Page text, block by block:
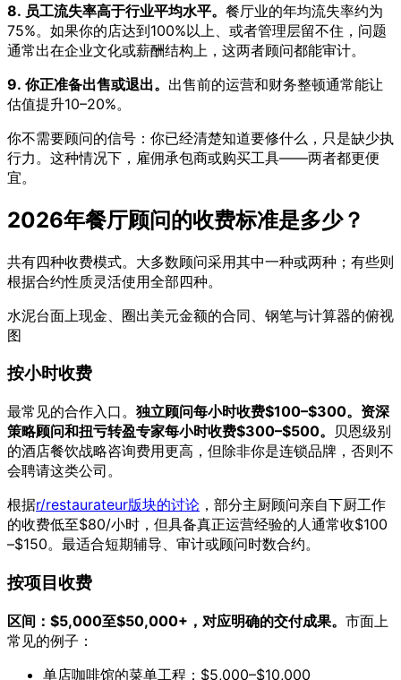
8. 员工流失率高于行业平均水平。 餐厅业的年均流失率约为
75%。如果你的店达到100%以上、或者管理层留不住，问题
通常出在企业文化或薪酬结构上，这两者顾问都能审计。
9. 你正准备出售或退出。 出售前的运营和财务整顿通常能让
估值提升10–20%。
你不需要顾问的信号：你已经清楚知道要修什么，只是缺少执
行力。这种情况下，雇佣承包商或购买工具——两者都更便
宜。
2026年餐厅顾问的收费标准是多少？
共有四种收费模式。大多数顾问采用其中一种或两种；有些则
根据合约性质灵活使用全部四种。
水泥台面上现金、圈出美元金额的合同、钢笔与计算器的俯视
图
按小时收费
最常见的合作入口。 独立顾问每小时收费$100–$300。资深
策略顾问和扭亏转盈专家每小时收费$300–$500。 贝恩级别
的酒店餐饮战略咨询费用更高，但除非你是连锁品牌，否则不
会聘请这类公司。
根据r/restaurateur版块的讨论 ，部分主厨顾问亲自下厨工作
的收费低至$80/小时，但具备真正运营经验的人通常收$100
–$150。最适合短期辅导、审计或顾问时数合约。
按项目收费
区间：$5,000至$50,000+，对应明确的交付成果。 市面上
常见的例子：
单店咖啡馆的菜单工程：$5,000–$10,000